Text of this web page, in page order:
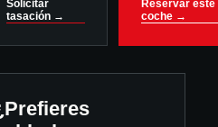
Solicitar
tasación →
Reservar este
coche →